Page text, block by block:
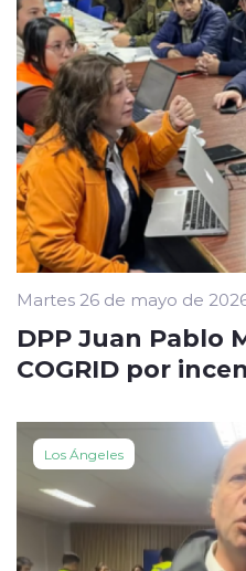
Martes 26 de mayo de
DPP Juan Pablo
COGRID por
Los Ángeles